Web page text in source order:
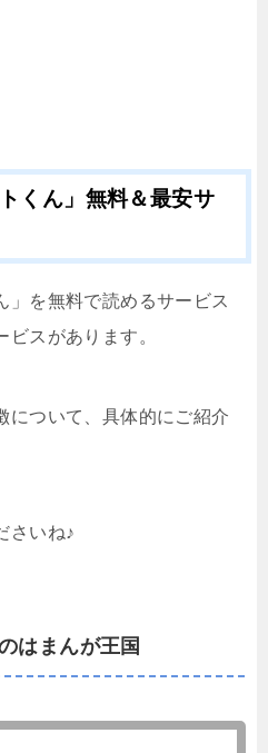
くん」無料＆最安サ
」を無料で読めるサービス
スがあります。
について、具体的にご紹介
さいね♪
はまんが王国